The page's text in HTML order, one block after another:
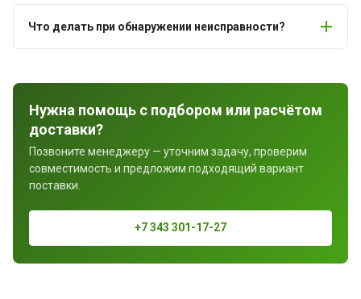
Что делать при обнаружении неисправности?
Нужна помощь с подбором или расчётом
доставки?
Позвоните менеджеру — уточним задачу, проверим
совместимость и предложим подходящий вариант
поставки.
+7 343 301-17-27